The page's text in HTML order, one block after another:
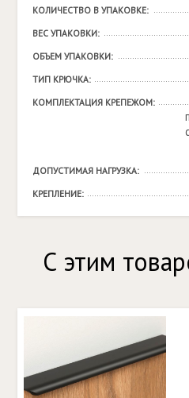
КОЛИЧЕСТВО В УПАКОВКЕ:
ВЕС УПАКОВКИ:
ОБЪЕМ УПАКОВКИ:
ТИП КРЮЧКА:
КОМПЛЕКТАЦИЯ КРЕПЕЖОМ:
ДОПУСТИМАЯ НАГРУЗКА:
КРЕПЛЕНИЕ:
С этим